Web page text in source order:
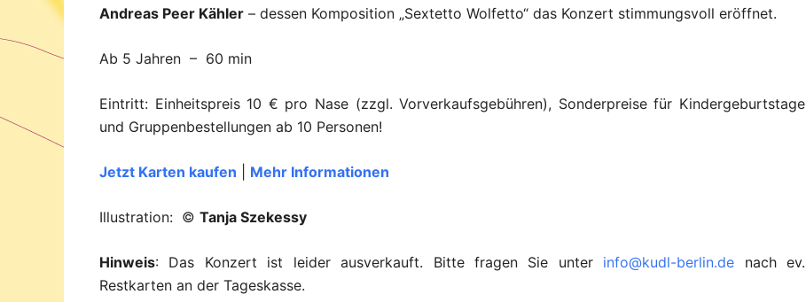
Andreas Peer Kähler – dessen Komposition „Sextetto Wolfetto“ das Konzert stimmungsvoll eröffnet.
Ab 5 Jahren – 60 min
Eintritt: Einheitspreis 10 € pro Nase (zzgl. Vorverkaufsgebühren), Sonderpreise für Kindergeburtstage
und Gruppenbestellungen ab 10 Personen!
Jetzt Karten kaufen Mehr Informationen
Illustration: © Tanja Szekessy
Hinweis: Das Konzert ist leider ausverkauft. Bitte fragen Sie unter info@kudl-berlin.de nach ev.
Restkarten an der Tageskasse.